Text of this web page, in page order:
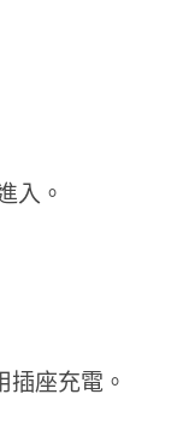
入。
座充電。